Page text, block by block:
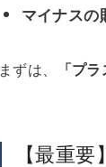
マイナスの
まずは、 「プ
【最重